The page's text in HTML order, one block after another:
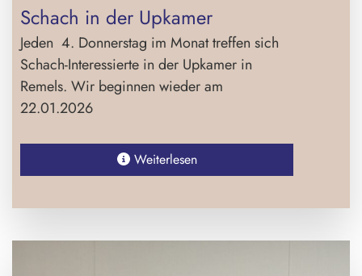
Schach in der Upkamer
Jeden 4. Donnerstag im Monat treffen sich
Schach-Interessierte in der Upkamer in
Remels. Wir beginnen wieder am
22.01.2026
Weiterlesen